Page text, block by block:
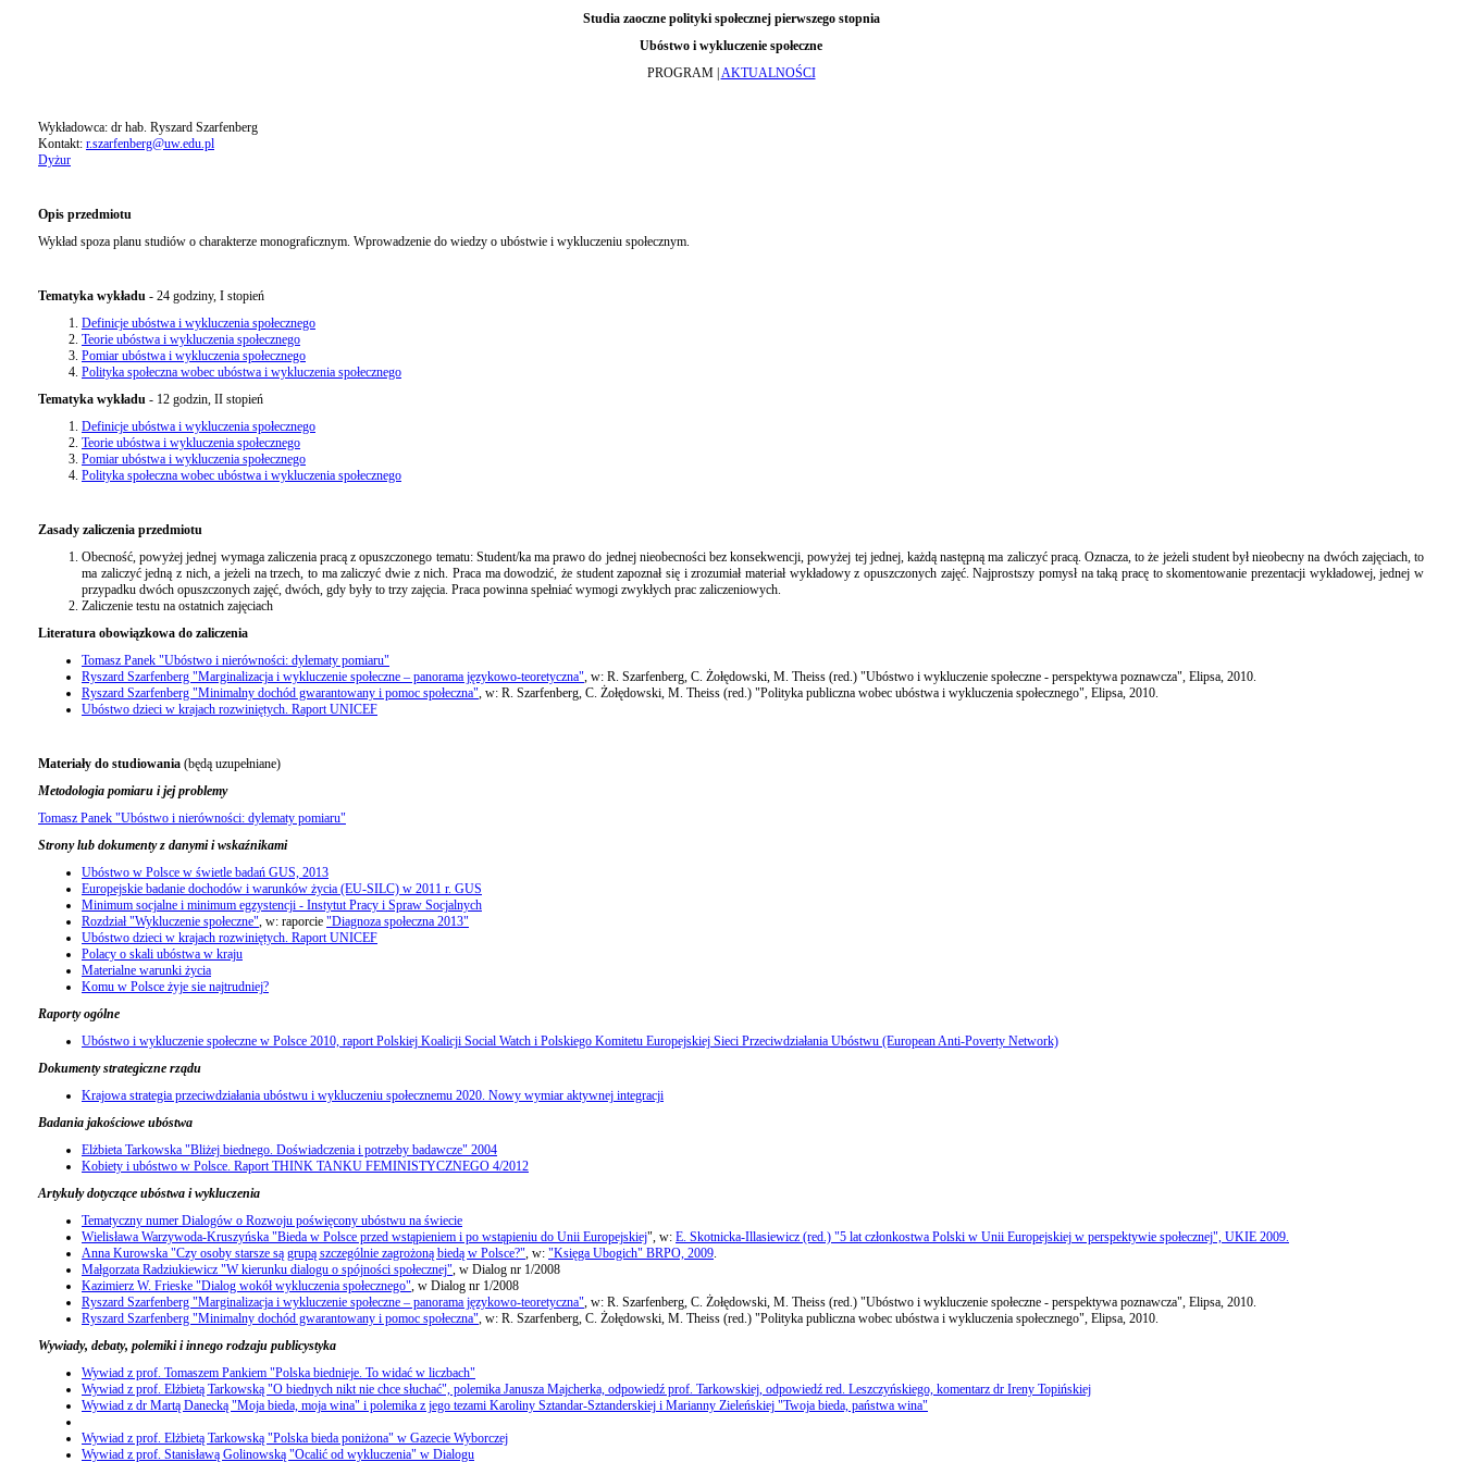
Studia zaoczne polityki społecznej pierwszego stopnia
Ubóstwo i wykluczenie społeczne
PROGRAM | AKTUALNOŚCI
Wykładowca: dr hab. Ryszard Szarfenberg
Kontakt: r.szarfenberg@uw.edu.pl
Dyżur
Opis przedmiotu
Wykład spoza planu studiów o charakterze monograficznym. Wprowadzenie do wiedzy o ubóstwie i wykluczeniu społecznym.
Tematyka wykładu - 24 godziny, I stopień
Definicje ubóstwa i wykluczenia społecznego
Teorie ubóstwa i wykluczenia społecznego
Pomiar ubóstwa i wykluczenia społecznego
Polityka społeczna wobec ubóstwa i wykluczenia społecznego
Tematyka wykładu - 12 godzin, II stopień
Definicje ubóstwa i wykluczenia społecznego
Teorie ubóstwa i wykluczenia społecznego
Pomiar ubóstwa i wykluczenia społecznego
Polityka społeczna wobec ubóstwa i wykluczenia społecznego
Zasady zaliczenia przedmiotu
Obecność, powyżej jednej wymaga zaliczenia pracą z opuszczonego tematu: Student/ka ma prawo do jednej nieobecności bez konsekwencji, powyżej tej jednej, każdą następną ma zaliczyć pracą. Oznacza, to że jeżeli student był nieobecny na dwóch zajęciach, to
ma zaliczyć jedną z nich, a jeżeli na trzech, to ma zaliczyć dwie z nich. Praca ma dowodzić, że student zapoznał się i zrozumiał materiał wykładowy z opuszczonych zajęć. Najprostszy pomysł na taką pracę to skomentowanie prezentacji wykładowej, jednej w
przypadku dwóch opuszczonych zajęć, dwóch, gdy były to trzy zajęcia. Praca powinna spełniać wymogi zwykłych prac zaliczeniowych.
Zaliczenie testu na ostatnich zajęciach
Literatura obowiązkowa do zaliczenia
Tomasz Panek "Ubóstwo i nierówności: dylematy pomiaru"
Ryszard Szarfenberg "Marginalizacja i wykluczenie społeczne – panorama językowo-teoretyczna", w: R. Szarfenberg, C. Żołędowski, M. Theiss (red.) "Ubóstwo i wykluczenie społeczne - perspektywa poznawcza", Elipsa, 2010.
Ryszard Szarfenberg "Minimalny dochód gwarantowany i pomoc społeczna", w: R. Szarfenberg, C. Żołędowski, M. Theiss (red.) "Polityka publiczna wobec ubóstwa i wykluczenia społecznego", Elipsa, 2010.
Ubóstwo dzieci w krajach rozwiniętych. Raport UNICEF
Materiały do studiowania (będą uzupełniane)
Metodologia pomiaru i jej problemy
Tomasz Panek "Ubóstwo i nierówności: dylematy pomiaru"
Strony lub dokumenty z danymi i wskaźnikami
Ubóstwo w Polsce w świetle badań GUS, 2013
Europejskie badanie dochodów i warunków życia (EU-SILC) w 2011 r. GUS
Minimum socjalne i minimum egzystencji - Instytut Pracy i Spraw Socjalnych
Rozdział "Wykluczenie społeczne", w: raporcie "Diagnoza społeczna 2013"
Ubóstwo dzieci w krajach rozwiniętych. Raport UNICEF
Polacy o skali ubóstwa w kraju
Materialne warunki życia
Komu w Polsce żyje sie najtrudniej?
Raporty ogólne
Ubóstwo i wykluczenie społeczne w Polsce 2010, raport Polskiej Koalicji Social Watch i Polskiego Komitetu Europejskiej Sieci Przeciwdziałania Ubóstwu (European Anti-Poverty Network)
Dokumenty strategiczne rządu
Krajowa strategia przeciwdziałania ubóstwu i wykluczeniu społecznemu 2020. Nowy wymiar aktywnej integracji
Badania jakościowe ubóstwa
Elżbieta Tarkowska "Bliżej biednego. Doświadczenia i potrzeby badawcze" 2004
Kobiety i ubóstwo w Polsce. Raport THINK TANKU FEMINISTYCZNEGO 4/2012
Artykuły dotyczące ubóstwa i wykluczenia
Tematyczny numer Dialogów o Rozwoju poświęcony ubóstwu na świecie
Wielisława Warzywoda-Kruszyńska "Bieda w Polsce przed wstąpieniem i po wstąpieniu do Unii Europejskiej", w: E. Skotnicka-Illasiewicz (red.) "5 lat członkostwa Polski w Unii Europejskiej w perspektywie społecznej", UKIE 2009.
Anna Kurowska "Czy osoby starsze są grupą szczególnie zagrożoną biedą w Polsce?", w: "Księga Ubogich" BRPO, 2009.
Małgorzata Radziukiewicz "W kierunku dialogu o spójności społecznej", w Dialog nr 1/2008
Kazimierz W. Frieske "Dialog wokół wykluczenia społecznego", w Dialog nr 1/2008
Ryszard Szarfenberg "Marginalizacja i wykluczenie społeczne – panorama językowo-teoretyczna", w: R. Szarfenberg, C. Żołędowski, M. Theiss (red.) "Ubóstwo i wykluczenie społeczne - perspektywa poznawcza", Elipsa, 2010.
Ryszard Szarfenberg "Minimalny dochód gwarantowany i pomoc społeczna", w: R. Szarfenberg, C. Żołędowski, M. Theiss (red.) "Polityka publiczna wobec ubóstwa i wykluczenia społecznego", Elipsa, 2010.
Wywiady, debaty, polemiki i innego rodzaju publicystyka
Wywiad z prof. Tomaszem Pankiem "Polska biednieje. To widać w liczbach"
Wywiad z prof. Elżbietą Tarkowską "O biednych nikt nie chce słuchać", polemika Janusza Majcherka, odpowiedź prof. Tarkowskiej, odpowiedź red. Leszczyńskiego, komentarz dr Ireny Topińskiej
Wywiad z dr Martą Danecką "Moja bieda, moja wina" i polemika z jego tezami Karoliny Sztandar-Sztanderskiej i Marianny Zieleńskiej "Twoja bieda, państwa wina"
Wywiad z prof. Elżbietą Tarkowską "Polska bieda poniżona" w Gazecie Wyborczej
Wywiad z prof. Stanisławą Golinowską "Ocalić od wykluczenia" w Dialogu